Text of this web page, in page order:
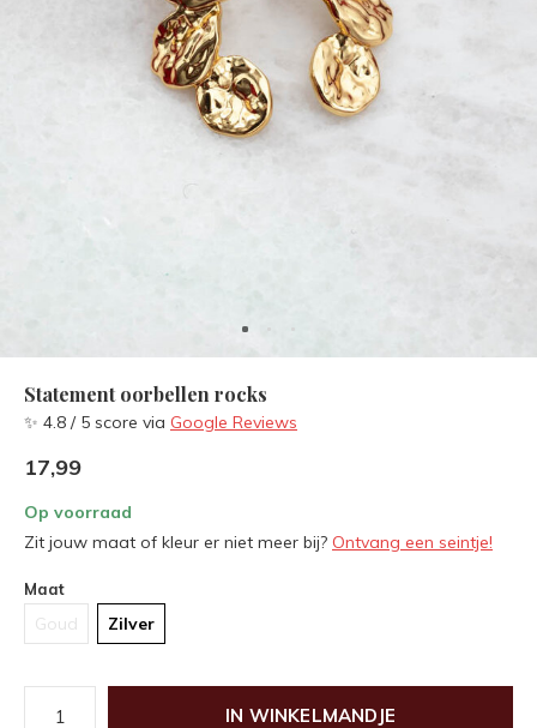
Statement oorbellen rocks
✨ 4.8 / 5 score via Google Reviews
17,99
Op voorraad
Zit jouw maat of kleur er niet meer bij? Ontvang een seintje!
Maat
Goud Zilver
IN WINKELMANDJE